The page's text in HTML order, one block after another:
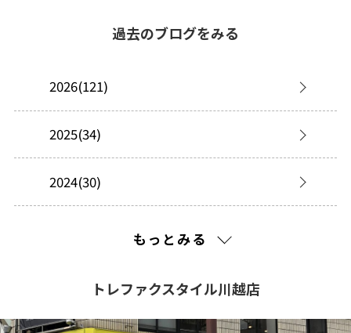
過去のブログをみる
2026(121)
2025(34)
2024(30)
2021(341)
もっとみる
トレファクスタイル川越店